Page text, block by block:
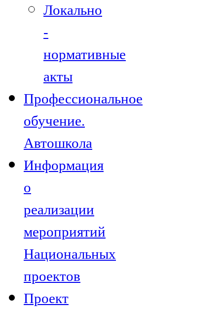
Локально
-
нормативные
акты
Профессиональное
обучение.
Автошкола
Информация
о
реализации
мероприятий
Национальных
проектов
Проект